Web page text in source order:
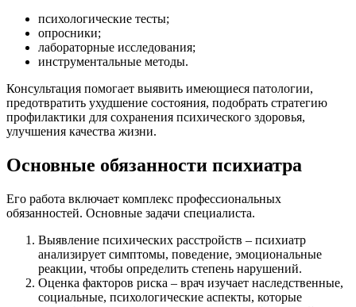
психологические тесты;
опросники;
лабораторные исследования;
инструментальные методы.
Консультация помогает выявить имеющиеся патологии,
предотвратить ухудшение состояния, подобрать стратегию
профилактики для сохранения психического здоровья,
улучшения качества жизни.
Основные обязанности психиатра
Его работа включает комплекс профессиональных
обязанностей. Основные задачи специалиста.
Выявление психических расстройств – психиатр
анализирует симптомы, поведение, эмоциональные
реакции, чтобы определить степень нарушений.
Оценка факторов риска – врач изучает наследственные,
социальные, психологические аспекты, которые